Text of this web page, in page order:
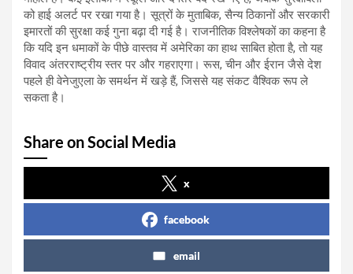
को हाई अलर्ट पर रखा गया है। सूत्रों के मुताबिक, सैन्य ठिकानों और सरकारी
इमारतों की सुरक्षा कई गुना बढ़ा दी गई है। राजनीतिक विश्लेषकों का कहना है
कि यदि इन धमाकों के पीछे वास्तव में अमेरिका का हाथ साबित होता है, तो यह
विवाद अंतरराष्ट्रीय स्तर पर और गहराएगा। रूस, चीन और ईरान जैसे देश
पहले ही वेनेजुएला के समर्थन में खड़े हैं, जिससे यह संकट वैश्विक रूप ले
सकता है।
Share on Social Media
x
facebook
email